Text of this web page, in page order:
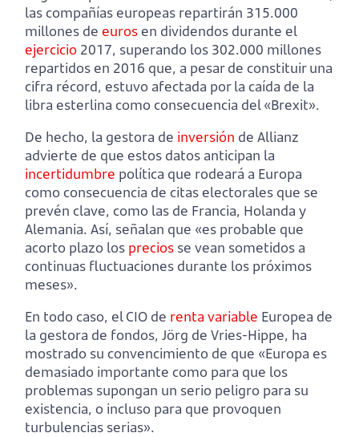
las compañías europeas repartirán 315.000
millones de eurosen dividendos durante el
ejercicio 2017, superando los 302.000 millones
repartidos en 2016 que, a pesar de constituir una
cifra récord, estuvo afectada por la caída de la
libra esterlina como consecuencia del «Brexit».
De hecho, la gestora de inversión de Allianz
advierte de que estos datos anticipan la
incertidumbre política que rodeará a Europa
como consecuencia de citas electorales que se
prevén clave, como las de Francia, Holanda y
Alemania. Así, señalan que «es probable que
acorto plazo los precios se vean sometidos a
continuas fluctuaciones durante los próximos
meses».
En todo caso, el CIO de renta variable Europea de
la gestora de fondos, Jörg de Vries-Hippe, ha
mostrado su convencimiento de que «Europa es
demasiado importante como para que los
problemas supongan un serio peligro para su
existencia, o incluso para que provoquen
turbulencias serias».